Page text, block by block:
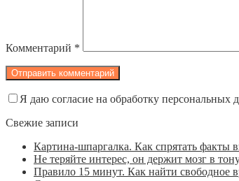
Комментарий *
Я даю согласие на обработку
Свежие записи
Картина-шпаргалка. Как спрятать факты
Не теряйте интерес, он держит мозг в
Правило 15 минут. Как найти свободное